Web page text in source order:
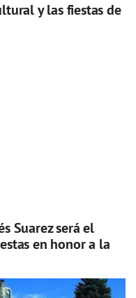
y las fiestas de
Suarez será el
en honor a la